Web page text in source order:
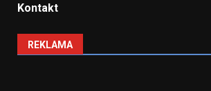
Kontakt
REKLAMA